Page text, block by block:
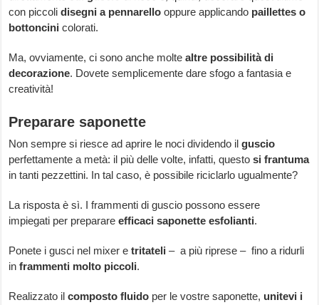
con piccolidisegni a pennarello oppure applicando paillettes o
bottoncini colorati.
Ma, ovviamente, ci sono anche molte altre possibilità di
decorazione. Dovete semplicemente dare sfogo a fantasia e
creatività!
Preparare saponette
Non sempre si riesce ad aprire le noci dividendo ilguscio
perfettamente a metà: il più delle volte, infatti, questosi frantuma
in tanti pezzettini. In tal caso, è possibile riciclarlo ugualmente?
La risposta è sì. I frammenti di guscio possono essere
impiegati per preparareefficaci saponette esfolianti.
Ponete i gusci nel mixer etritateli – a più riprese – fino a ridurli
in frammenti molto piccoli.
Realizzato ilcomposto fluido per le vostre saponette, unitevi i